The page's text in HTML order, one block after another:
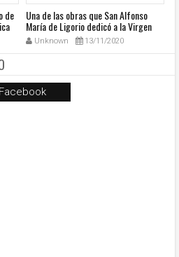
de Una de las obras que San Alfonso
María de Ligorio dedicó a la Virgen
cumple 270 años
Unknown 13/11/2020
Facebook